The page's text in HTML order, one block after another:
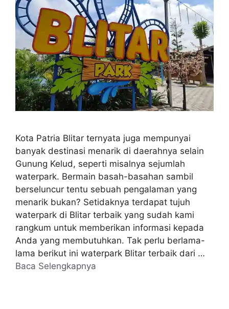
Kota Patria Blitar ternyata juga mempunyai
banyak destinasi menarik di daerahnya selain
Gunung Kelud, seperti misalnya sejumlah
waterpark. Bermain basah-basahan sambil
berseluncur tentu sebuah pengalaman yang
menarik bukan? Setidaknya terdapat tujuh
waterpark di Blitar terbaik yang sudah kami
rangkum untuk memberikan informasi kepada
Anda yang membutuhkan. Tak perlu berlama-
lama berikut ini waterpark Blitar terbaik dari …
Baca Selengkapnya